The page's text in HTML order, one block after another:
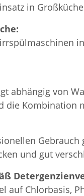
in
abhängig von
die Kombination
und gut
auf Chlorbasis,